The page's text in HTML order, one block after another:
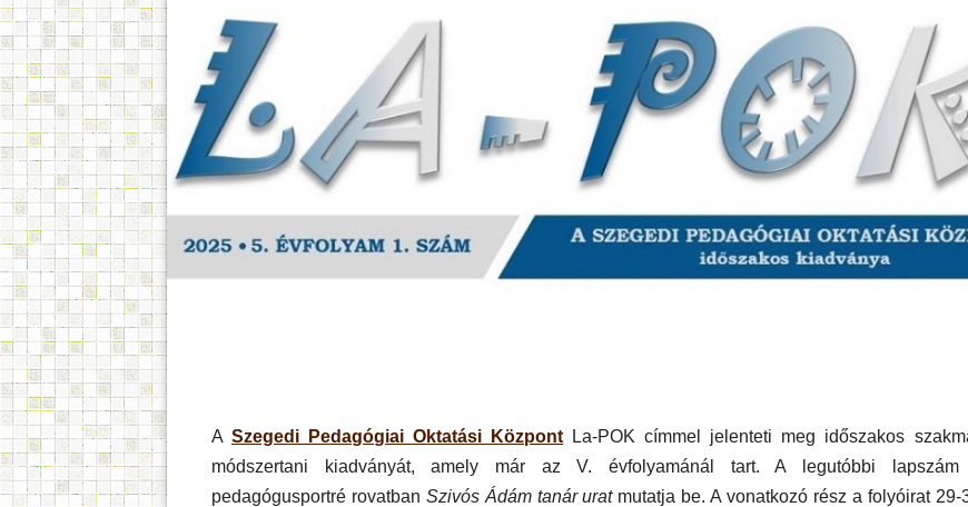
ASzegedi Pedagógiai Oktatási Központ La-POK címmel jelenteti meg időszakos
módszertani kiadványát, amely már az V. évfolyamánál tart. A legutóbbi
pedagógusportré rovatban Szivós Ádám tanár uratmutatja be. A vonatkozó rész a folyóirat 29-